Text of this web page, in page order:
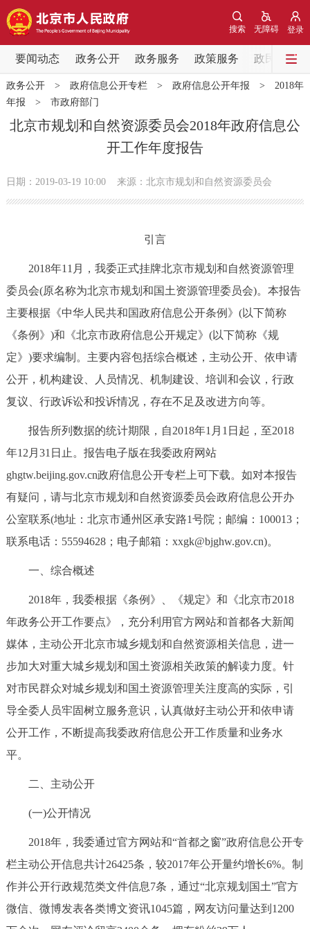
登录
无障碍
搜索
要闻动态 政务公开 政务服务 政策服务 政民互动
要闻动态
党中央精神 国务院信息 中央部委动态
北京要闻 会议信息 部门动态
机构职能
政策兑现 政策解读 回应关切
决策公开 专题公开
政务服务
个人服务 法人服务 部门服务
便民服务 利企服务 投资项目
中介服务 阳光政务
政民互动
我要咨询 我要建议
参与调查 在线访谈 图说互动
走进北京
北京概况 十六区概览 人文北京
绿色北京 图说北京 视频北京
多语种
DEUTSCH
政务公开> 政府信息公开专栏> 政府信息公开年报 > 2018年
年报 > 市政府部门
北京市规划和自然资源委员会2018年政府信息公
开工作年度报告
日期：2019-03-19 10:00 来源：北京市规划和自然资源委员会
引言
2018年11月，我委正式挂牌北京市规划和自然资源管理
委员会(原名称为北京市规划和国土资源管理委员会)。本报告
主要根据《中华人民共和国政府信息公开条例》(以下简称
《条例》)和《北京市政府信息公开规定》(以下简称《规
定》)要求编制。主要内容包括综合概述，主动公开、依申请
公开，机构建设、人员情况、机制建设、培训和会议，行政
复议、行政诉讼和投诉情况，存在不足及改进方向等。
报告所列数据的统计期限，自2018年1月1日起，至2018
年12月31日止。报告电子版在我委政府网站
ghgtw.beijing.gov.cn政府信息公开专栏上可下载。如对本报告
有疑问，请与北京市规划和自然资源委员会政府信息公开办
公室联系(地址：北京市通州区承安路1号院；邮编：100013；
联系电话：55594628；电子邮箱：xxgk@bjghw.gov.cn)。
一、综合概述
2018年，我委根据《条例》、《规定》和《北京市2018
年政务公开工作要点》，充分利用官方网站和首都各大新闻
媒体，主动公开北京市城乡规划和自然资源相关信息，进一
步加大对重大城乡规划和国土资源相关政策的解读力度。针
对市民群众对城乡规划和国土资源管理关注度高的实际，引
导全委人员牢固树立服务意识，认真做好主动公开和依申请
公开工作，不断提高我委政府信息公开工作质量和业务水
平。
二、主动公开
(一)公开情况
2018年，我委通过官方网站和“首都之窗”政府信息公开专
栏主动公开信息共计26425条，较2017年公开量约增长6%。制
作并公开行政规范类文件信息7条，通过“北京规划国土”官方
微信、微博发表各类博文资讯1045篇，网友访问量达到1200